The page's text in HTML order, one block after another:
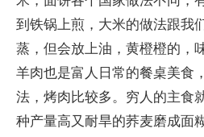
到铁锅上煎，大米的做法跟我
蒸，但会放上油，黄橙橙的，
羊肉也是富人日常的餐桌美食
法，烤肉比较多。穷人的主食
种产量高又耐旱的荞麦磨成面